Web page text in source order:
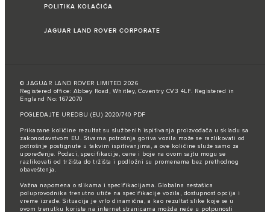
POLITIKA KOLAČIĆA
JAGUAR LAND ROVER CORPORATE
© JAGUAR LAND ROVER LIMITED 2026
Registered office: Abbey Road, Whitley, Coventry CV3 4LF. Registered in
England No: 1672070
POGLEDAJTE UREDBU (EU) 2020/740 PDF
Prikazane količine rezultat su službenih ispitivanja proizvođača u skladu sa
zakonodavstvom EU. Stvarna potrošnja goriva vozila može se razlikovati od
potrošnje postignute u takvim ispitivanjima, a ove količine služe samo za
upoređenje. Podaci, specifikacije, cene i boje na ovom sajtu mogu se
razlikovati od tržišta do tržišta i podložni su promenama bez prethodnog
obaveštenja.
Važna napomena o slikama i specifikacijama. Globalna nestašica
poluprovodnika trenutno utiče na specifikacije vozila, dostupnost opcija i
vreme izrade. Situacija je vrlo dinamična, a kao rezultat slike koje se u
ovom trenutku koriste na internet stranicama možda neće u potpunosti